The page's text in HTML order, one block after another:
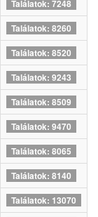
Találatok: 7248
Találatok: 8260
Találatok: 8520
Találatok: 9243
Találatok: 8509
Találatok: 9470
Találatok: 8065
Találatok: 8140
Találatok: 13070